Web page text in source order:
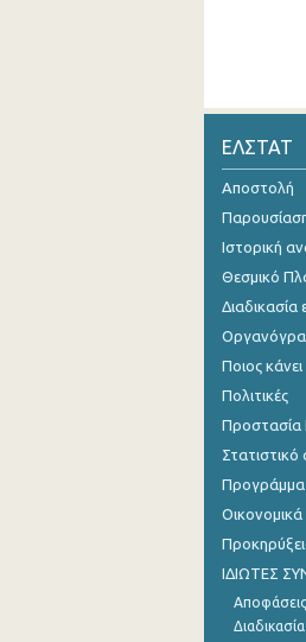
ΕΛΣΤΑΤ
Αποστολή
Ιστορική
Θεσμικό
Ποιος κάνει
Πολιτικές
Οικονομικά
ΙΔΙΩΤΕΣ